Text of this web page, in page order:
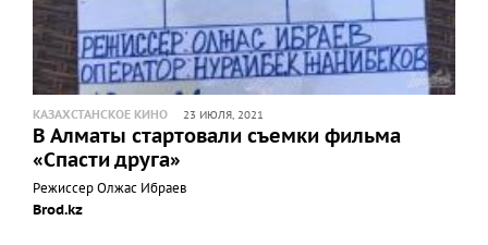
КАЗАХСТАНСКОЕ КИНО 23 ИЮЛЯ, 2021
В Алматы стартовали съемки фильма
«Спасти друга»
Режиссер Олжас Ибраев
Brod.kz